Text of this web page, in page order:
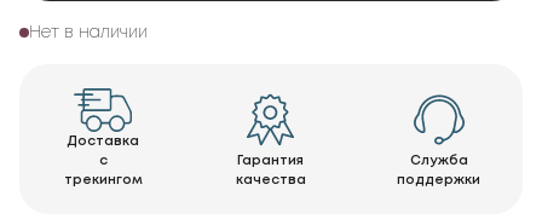
Нет в наличии
Доставка
с
трекингом
Гарантия
качества
Служба
поддержки